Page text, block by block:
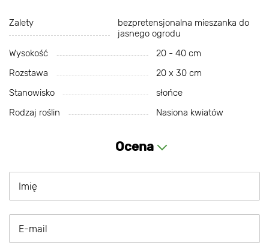
Zalety
bezpretensjonalna mieszanka do
jasnego ogrodu
Wysokość
20 - 40 cm
Rozstawa
20 х 30 cm
Stanowisko
słońce
Rodzaj roślin
Nasiona kwiatów
Ocena